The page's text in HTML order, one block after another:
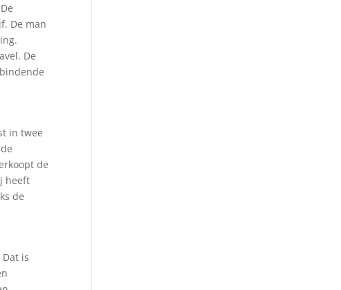
De man
De
in twee
de
heeft
de
is